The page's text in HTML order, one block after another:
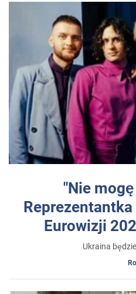
"Nie
Eurowizji
Ukraina